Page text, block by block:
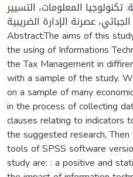
تكنولوجيا المعلومات، التسيير
عصرنة الإدارة الضريبية.
Abstract:The aims of this
the using of Informations
the Tax Management in
with a sample of the study.
on a sample of many
in the process of collecting
clauses relating to indicators
the suggested research,
tools of SPSS software
study are: : a positive and